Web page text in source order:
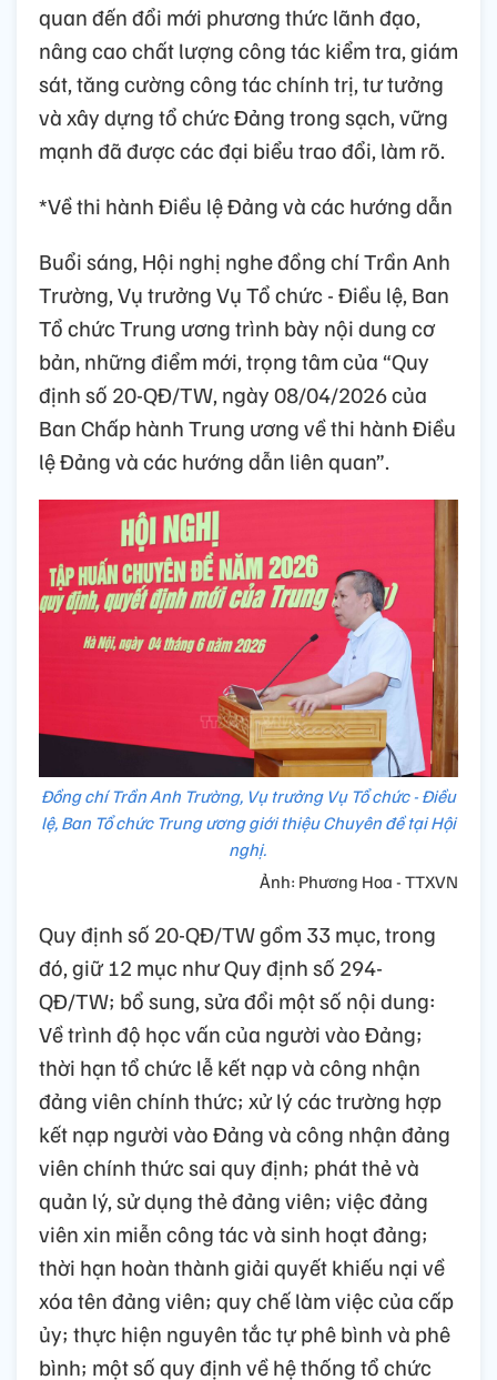
quan đến đổi mới phương thức lãnh đạo,
nâng cao chất lượng công tác kiểm tra, giám
sát, tăng cường công tác chính trị, tư tưởng
và xây dựng tổ chức Đảng trong sạch, vững
mạnh đã được các đại biểu trao đổi, làm rõ.
*Về thi hành Điều lệ Đảng và các hướng dẫn
Buổi sáng, Hội nghị nghe đồng chí Trần Anh
Trường, Vụ trưởng Vụ Tổ chức - Điều lệ, Ban
Tổ chức Trung ương trình bày nội dung cơ
bản, những điểm mới, trọng tâm của “Quy
định số 20-QĐ/TW, ngày 08/04/2026 của
Ban Chấp hành Trung ương về thi hành Điều
lệ Đảng và các hướng dẫn liên quan”.
Đồng chí Trần Anh Trường, Vụ trưởng Vụ Tổ chức - Điều
lệ, Ban Tổ chức Trung ương giới thiệu Chuyên đề tại Hội
nghị.
Ảnh: Phương Hoa - TTXVN
Quy định số 20-QĐ/TW gồm 33 mục, trong
đó, giữ 12 mục như Quy định số 294-
QĐ/TW; bổ sung, sửa đổi một số nội dung:
Về trình độ học vấn của người vào Đảng;
thời hạn tổ chức lễ kết nạp và công nhận
đảng viên chính thức; xử lý các trường hợp
kết nạp người vào Đảng và công nhận đảng
viên chính thức sai quy định; phát thẻ và
quản lý, sử dụng thẻ đảng viên; việc đảng
viên xin miễn công tác và sinh hoạt đảng;
thời hạn hoàn thành giải quyết khiếu nại về
xóa tên đảng viên; quy chế làm việc của cấp
ủy; thực hiện nguyên tắc tự phê bình và phê
bình; một số quy định về hệ thống tổ chức